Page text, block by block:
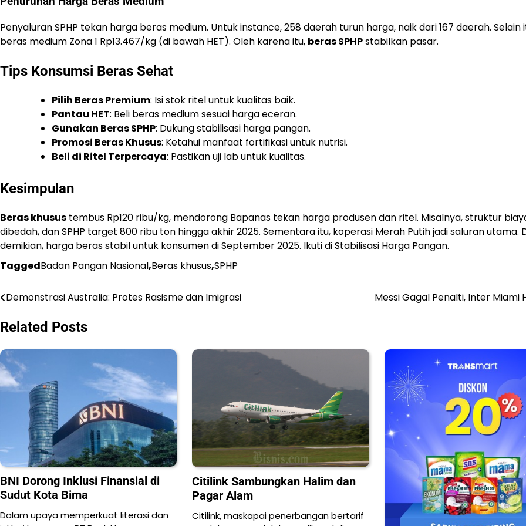
Penyaluran SPHP tekan harga beras medium. Untuk instance, 258 daerah turun harga, naik dari 167 daerah. Selain
beras medium Zona 1 Rp13.467/kg (di bawah HET). Oleh karena itu, beras SPHPstabilkan pasar.
Tips Konsumsi Beras Sehat
Pilih Beras Premium: Isi stok ritel untuk kualitas baik.
Pantau HET: Beli beras medium sesuai harga eceran.
Gunakan Beras SPHP: Dukung stabilisasi harga pangan.
Promosi Beras Khusus: Ketahui manfaat fortifikasi untuk nutrisi.
Beli di Ritel Terpercaya: Pastikan uji lab untuk kualitas.
Kesimpulan
Beras khusus tembus Rp120 ribu/kg, mendorong Bapanas tekan harga produsen dan ritel. Misalnya, struktur
dibedah, dan SPHP target 800 ribu ton hingga akhir 2025. Sementara itu, koperasi Merah Putih jadi saluran utama.
demikian, harga beras stabil untuk konsumen di September 2025. Ikuti di Stabilisasi Harga Pangan.
TaggedBadan Pangan Nasional,Beras khusus,SPHP
Navigasi
pos
Demonstrasi Australia: Protes Rasisme dan Imigrasi Messi Gagal Penalti, Inter Miami
Related Posts
BNI Dorong Inklusi Finansial di
Sudut Kota Bima
Dalam upaya memperkuat literasi dan
Citilink Sambungkan Halim dan
Pagar Alam
Citilink, maskapai penerbangan bertarif